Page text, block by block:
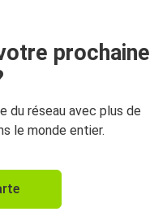
prochaine
du réseau avec plus de
le monde entier.